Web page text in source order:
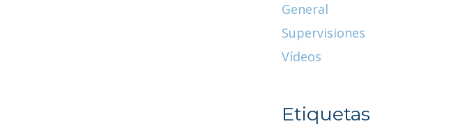
General
Supervisiones
Vídeos
Etiquetas